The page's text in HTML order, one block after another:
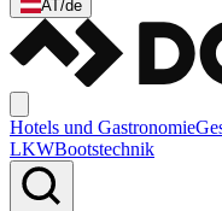
AT/de
Hotels und Gastronomie
LKWBootstechnik